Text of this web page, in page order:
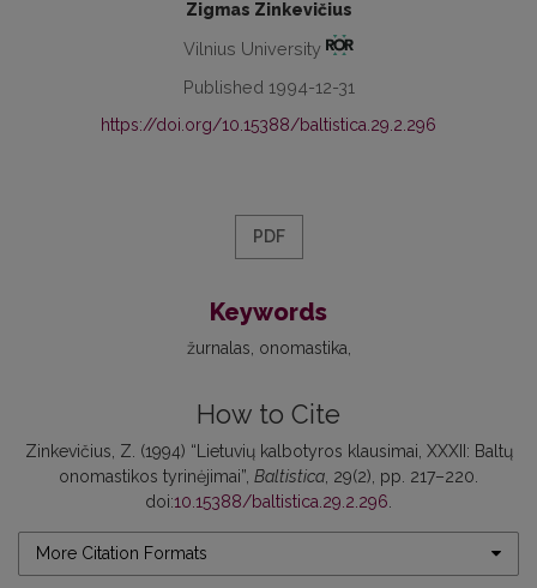
Zigmas Zinkevičius
Vilnius University
Published 1994-12-31
https://doi.org/10.15388/baltistica.29.2.296
PDF
Keywords
žurnalas onomastika
How to Cite
Zinkevičius, Z. (1994) “Lietuvių kalbotyros klausimai, XXXII: Baltų
onomastikos tyrinėjimai”, Baltistica , 29(2), pp. 217–220.
doi:10.15388/baltistica.29.2.296
More Citation Formats